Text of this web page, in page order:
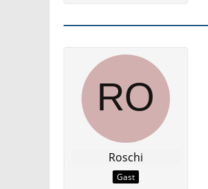
Roschi
Gast